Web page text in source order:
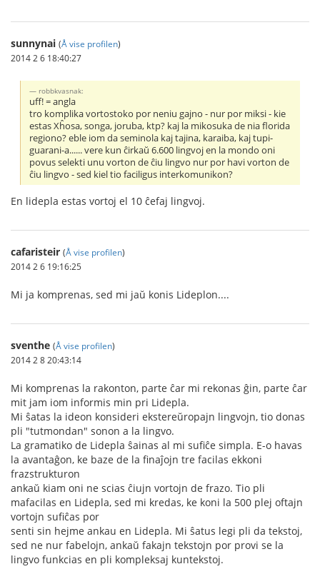
sunnynai (Å vise profilen)
2014 2 6 18:40:27
robbkvasnak:
uff! = angla
tro komplika vortostoko por neniu gajno - nur por miksi - kie
estas Xĥosa, songa, joruba, ktp? kaj la mikosuka de nia florida
regiono? eble iom da seminola kaj tajina, karaiba, kaj tupi-
guarani-a...... vere kun ĉirkaŭ 6.600 lingvoj en la mondo oni
povus selekti unu vorton de ĉiu lingvo nur por havi vorton de
ĉiu lingvo - sed kiel tio faciligus interkomunikon?
En lidepla estas vortoj el 10 ĉefaj lingvoj.
cafaristeir (Å vise profilen)
2014 2 6 19:16:25
Mi ja komprenas, sed mi jaŭ konis Lideplon....
sventhe (Å vise profilen)
2014 2 8 20:43:14
Mi komprenas la rakonton, parte ĉar mi rekonas ĝin, parte ĉar
mit jam iom informis min pri Lidepla.
Mi ŝatas la ideon konsideri ekstereŭropajn lingvojn, tio donas
pli "tutmondan" sonon a la lingvo.
La gramatiko de Lidepla ŝainas al mi sufiĉe simpla. E-o havas
la avantaĝon, ke baze de la finaĵojn tre facilas ekkoni
frazstrukturon
ankaŭ kiam oni ne scias ĉiujn vortojn de frazo. Tio pli
mafacilas en Lidepla, sed mi kredas, ke koni la 500 plej oftajn
vortojn sufiĉas por
senti sin hejme ankau en Lidepla. Mi ŝatus legi pli da tekstoj,
sed ne nur fabelojn, ankaŭ fakajn tekstojn por provi se la
lingvo funkcias en pli kompleksaj kuntekstoj.